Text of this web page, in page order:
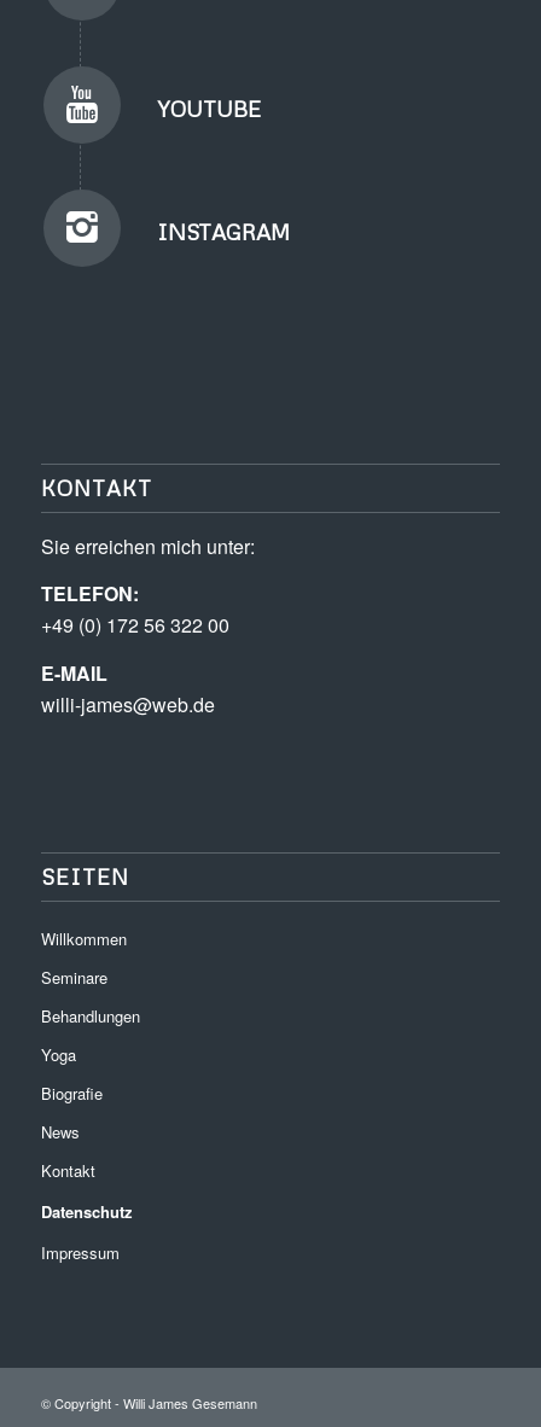
YOUTUBE
INSTAGRAM
KONTAKT
Sie erreichen mich unter:
TELEFON:
+49 (0) 172 56 322 00
E-MAIL
willi-james@web.de
SEITEN
Willkommen
Seminare
Behandlungen
Yoga
Biografie
News
Kontakt
Datenschutz
Impressum
© Copyright - Willi James Gesemann